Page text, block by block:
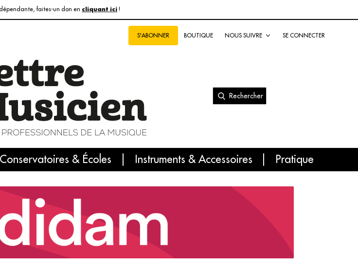
faites-un don en cliquant ici !
S'ABONNER BOUTIQUE NOUS SUIVRE SE CONNECTER
Rechercher
Conservatoires & Écoles Instruments & Accessoires Pratique
numéro du mois International